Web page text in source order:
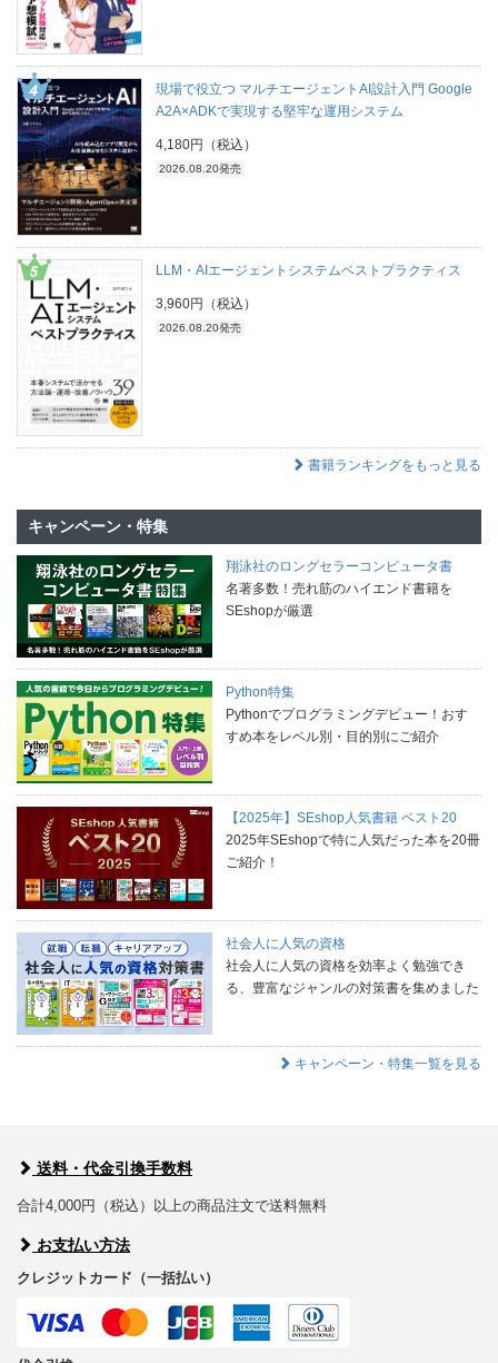
現場で役立つ マルチエージェントAI設計入門 Google
A2A×ADKで実現する堅牢な運用システム
4,180円（税込）
2026.08.20発売
LLM・AIエージェントシステムベストプラクティス
3,960円（税込）
2026.08.20発売
書籍ランキングをもっと見る
キャンペーン・特集
翔泳社のロングセラーコンピュータ書
名著多数！売れ筋のハイエンド書籍を
SEshopが厳選
Python特集
Pythonでプログラミングデビュー！おす
すめ本をレベル別・目的別にご紹介
【2025年】SEshop人気書籍 ベスト20
2025年SEshopで特に人気だった本を20冊
ご紹介！
社会人に人気の資格
社会人に人気の資格を効率よく勉強でき
る、豊富なジャンルの対策書を集めました
キャンペーン・特集一覧を見る
送料・代金引換手数料
合計4,000円（税込）以上の商品注文で送料無料
お支払い方法
クレジットカード（一括払い）